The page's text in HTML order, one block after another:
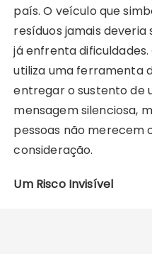
país. O veículo que
resíduos jamais
já enfrenta
utiliza uma ferramenta
entregar o sustento de
mensagem silenciosa,
pessoas não merecem
consideração.
Um Risco Invisível